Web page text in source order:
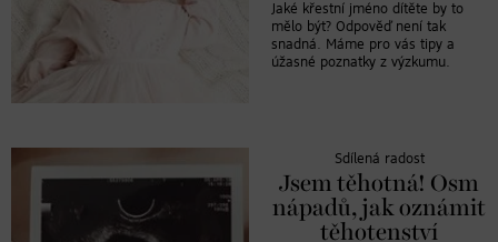
Jaké křestní jméno dítěte by to
mělo být? Odpověď není tak
snadná. Máme pro vás tipy a
úžasné poznatky z výzkumu.
Sdílená radost
Jsem těhotná! Osm
nápadů, jak oznámit
těhotenství